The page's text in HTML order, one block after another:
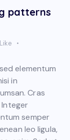
patterns
Like
elementum
in
Cras
semper
leo ligula,